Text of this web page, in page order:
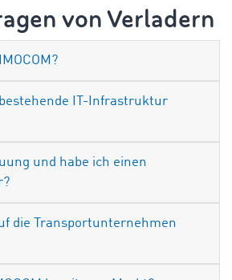
von Verladern
IT-Infrastruktur
und habe ich einen
die Transportunternehmen